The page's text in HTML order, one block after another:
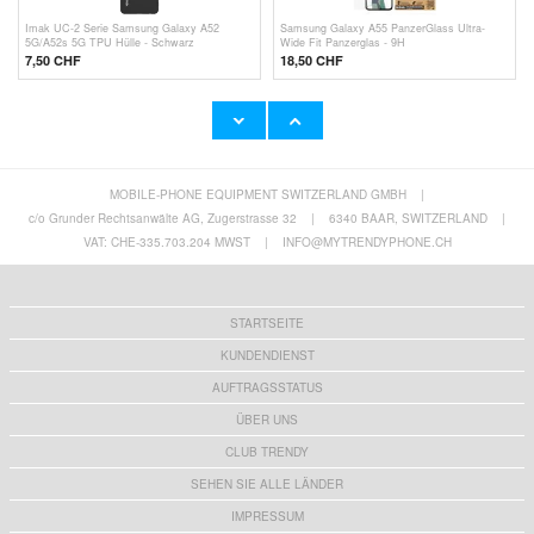
Imak UC-2 Serie Samsung Galaxy A52
5G/A52s 5G TPU Hülle - Schwarz
7,50 CHF
Samsung Galaxy A55 PanzerGlass Ultra-
Wide Fit Panzerglas - 9H
18,50 CHF
PanzerGlass iPhone XR / iPhone 11
Panzerglas - Durchsichtig
Stoßfeste Samsung Galaxy A52 5G, Galaxy
A52s TPU Hülle - Durchsichtig
7,50 CHF
MOBILE-PHONE EQUIPMENT SWITZERLAND GMBH
|
c/o Grunder Rechtsanwälte AG, Zugerstrasse 32
| 6340 BAAR, SWITZERLAND
|
VAT: CHE-335.703.204 MWST
| INFO@MYTRENDYPHONE.CH
STARTSEITE
KUNDENDIENST
AUFTRAGSSTATUS
ÜBER UNS
CLUB TRENDY
SEHEN SIE ALLE LÄNDER
IMPRESSUM